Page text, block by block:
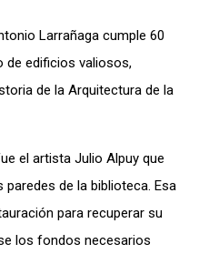
Larrañaga cumple 60
de edificios valiosos,
de la Arquitectura de la
el artista Julio Alpuy que
de la biblioteca. Esa
para recuperar su
los fondos necesarios